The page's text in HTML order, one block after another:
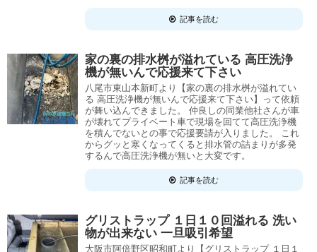
記事を読む
家の裏の排水桝が溢れている 高圧洗浄
機が無いんで応援来て下さい
八尾市東山本新町より【家の裏の排水桝が溢れてい
る 高圧洗浄機が無いんで応援来て下さい】って依頼
が舞い込んできました。 仲良しの同業他社さんが車
が壊れてプライベート車で現場を回てて高圧洗浄機
を積んでないとの事で応援要請が入りました。 これ
からグッと寒くなってくると排水管の詰まりが多発
するんで高圧洗浄機が無いと大変です。
記事を読む
グリストラップ １日１０回溢れる 洗い
物が出来ない 一旦吸引希望
大阪市阿倍野区昭和町より【グリストラップ １日１